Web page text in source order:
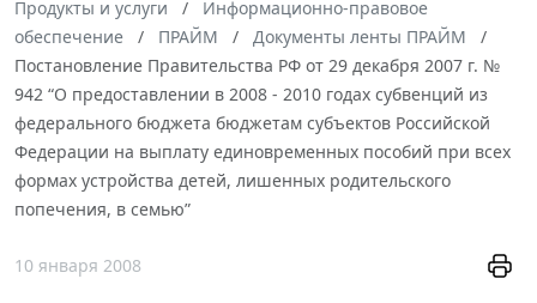
Продукты и услуги
Информационно-правовое
обеспечение
ПРАЙМ
Документы ленты ПРАЙМ
Постановление Правительства РФ от 29 декабря 2007 г. №
942 “О предоставлении в 2008 - 2010 годах субвенций из
федерального бюджета бюджетам субъектов Российской
Федерации на выплату единовременных пособий при всех
формах устройства детей, лишенных родительского
попечения, в семью”
10 января 2008